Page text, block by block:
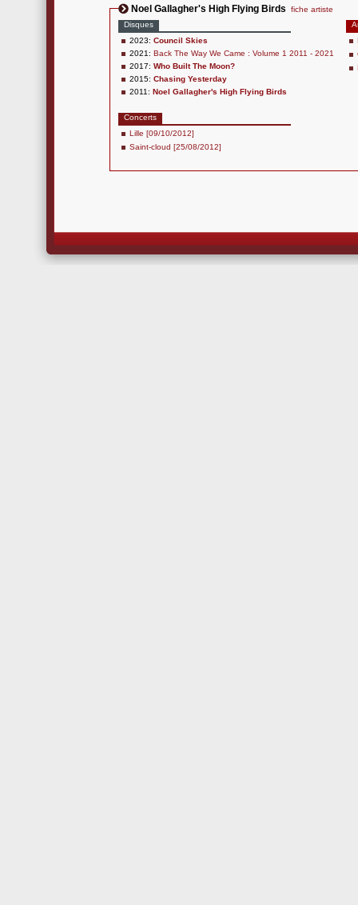
Noel Gallagher's High Flying Birds
fiche artiste
Disques
2023: Council Skies
2021: Back The Way We Came : Volume 1 2011 - 2021
2017: Who Built The Moon?
2015: Chasing Yesterday
2011: Noel Gallagher's High Flying Birds
Concerts
Lille [09/10/2012]
Saint-cloud [25/08/2012]